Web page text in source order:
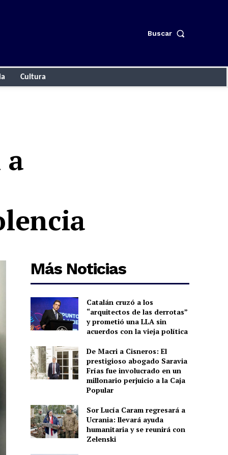
Buscar
Cultura
Más Noticias
Catalán cruzó a los
“arquitectos de las derrotas”
y prometió una LLA sin
acuerdos con la vieja política
De Macri a Cisneros: El
prestigioso abogado Saravia
Frías fue involucrado en un
millonario perjuicio a la Caja
Popular
Sor Lucía Caram regresará a
Ucrania: llevará ayuda
humanitaria y se reunirá con
Zelenski